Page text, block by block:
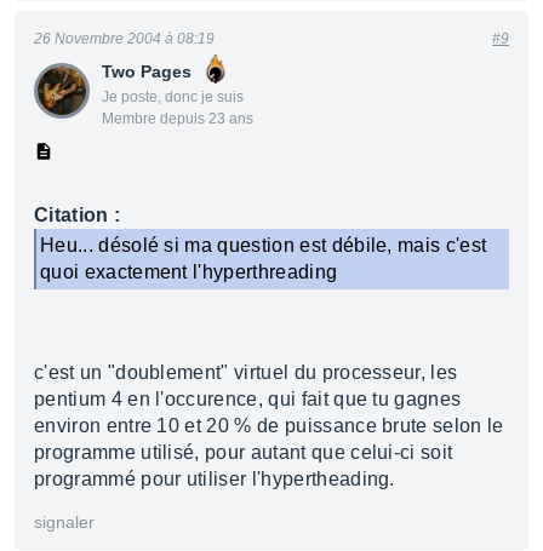
Two Pages
Je poste, donc je suis
Membre depuis 23 ans
26 Novembre 2004 à 08:19 #9
Citation :
Heu... désolé si ma question est débile, mais c'est
quoi exactement l'hyperthreading
c'est un "doublement" virtuel du processeur, les
pentium 4 en l'occurence, qui fait que tu gagnes
environ entre 10 et 20 % de puissance brute selon le
programme utilisé, pour autant que celui-ci soit
programmé pour utiliser l'hypertheading.
signaler